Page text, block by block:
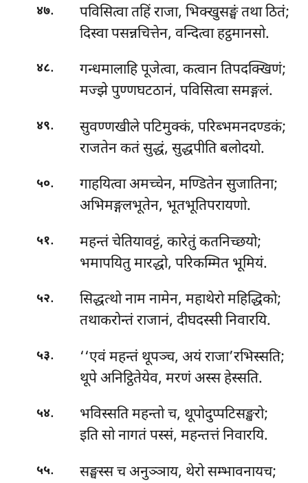
४७.
पविसित्वा तहिं राजा, भिक्खुसङ्घं तथा ठितं;
दिस्वा पसन्नचित्तेन, वन्दित्वा हट्ठमानसो.
४८.
गन्धमालाहि पूजेत्वा, कत्वान तिपदक्खिणं;
मज्झे पुण्णघटठानं, पविसित्वा समङ्गलं.
४९. सुवण्णखीलेपटिमुक्कं, परिब्भमनदण्डकं;
राजतेन कतं सुद्धं, सुद्धपीति बलोदयो.
५०.
गाहयित्वा अमच्चेन, मण्डितेन सुजातिना;
अभिमङ्गलभूतेन, भूतभूतिपरायणो.
५१.
महन्तं चेतियावट्टं, कारेतुं कतनिच्छयो;
भमापयितु मारद्धो, परिकम्मित भूमियं.
५२.
सिद्धत्थो नाम नामेन, महाथेरो महिद्धिको;
तथाकरोन्तं राजानं, दीघदस्सी निवारयि.
५३.
‘‘एवं महन्तं थूपञ्च, अयं राजा’रभिस्सति;
थूपे अनिट्ठितेयेव, मरणं अस्स हेस्सति.
५४.
भविस्सति महन्तो च, थूपोदुप्पटिसङ्खरो;
इति सो नागतं पस्सं, महन्तत्तं निवारयि.
५५.
सङ्घस्स च अनुञ्ञाय, थेरो सम्भावनायच;